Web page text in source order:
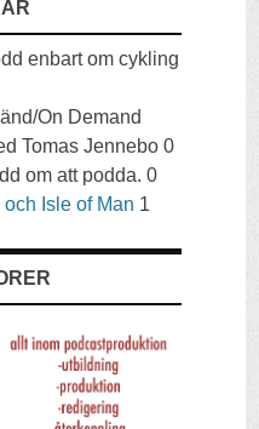
enbart om cykling
On Demand
Tomas Jennebo 0
om att podda. 0
Isle of Man 1